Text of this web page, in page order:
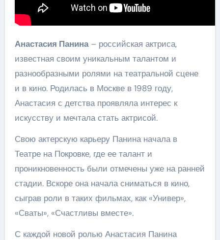
Анастасия Панина– российская актриса,
известная своим уникальным талантом и
разнообразными ролями на театральной сцене
и в кино. Родилась в Москве в 1989 году,
Анастасия с детства проявляла интерес к
искусству и мечтала стать актрисой.
Свою актерскую карьеру Панина начала в
Театре на Покровке, где ее талант и
проникновенность были отмечены уже на ранней
стадии. Вскоре она начала сниматься в кино,
сыграв роли в таких фильмах, как «Универ»,
«Сваты», «Счастливы вместе».
С каждой новой ролью Анастасия Панина